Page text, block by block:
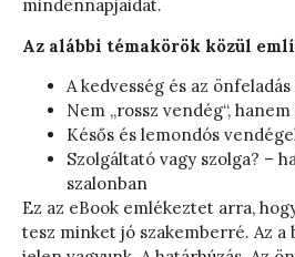
mindennapjaidat.
Az alábbi témakörök közül
A kedvesség és az
Nem „rossz vendég“,
Késős és lemondós
Szolgáltató vagy szolga? –
szalonban
Ez az eBook emlékeztet arra,
tesz minket jó szakemberré. Az a